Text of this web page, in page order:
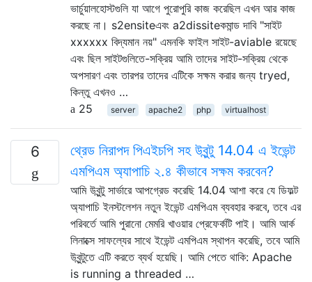
ভার্চুয়ালহোস্টগুলি যা আগে পুরোপুরি কাজ করেছিল এখন আর কাজ
করছে না। s2ensiteএবং a2dissiteকমান্ড দাবি "সাইট
xxxxxx বিদ্যমান নয়" এমনকি ফাইল সাইট-aviable রয়েছে
এবং ছিল সাইটগুলিতে-সক্রিয় আমি তাদের সাইট-সক্রিয় থেকে
অপসারণ এবং তারপর তাদের এটিকে সক্ষম করার জন্য tryed,
কিন্তু এখনও …
25
server apache2 php virtualhost
6
থ্রেড নিরাপদ পিএইচপি সহ উবুন্টু 14.04 এ ইভেন্ট
এমপিএম অ্যাপাচি ২.৪ কীভাবে সক্ষম করবেন?
আমি উবুন্টু সার্ভারে আপগ্রেড করেছি 14.04 আশা করে যে ডিফল্ট
অ্যাপাচি ইনস্টলেশন নতুন ইভেন্ট এমপিএম ব্যবহার করবে, তবে এর
পরিবর্তে আমি পুরানো মেমরি খাওয়ার প্রেফের্কটি পাই। আমি আর্ক
লিনাক্সে সাফল্যের সাথে ইভেন্ট এমপিএম স্থাপন করেছি, তবে আমি
উবুন্টুতে এটি করতে ব্যর্থ হয়েছি। আমি পেতে থাকি: Apache
is running a threaded …